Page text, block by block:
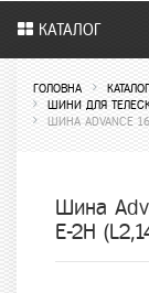
КАТАЛОГ
ГОЛОВНА
ШИНИ ДЛЯ
ШИНА ADVANCE
Шина
E-2H